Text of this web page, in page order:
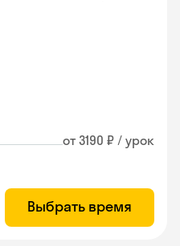
от 3190 ₽ / урок
Выбрать время